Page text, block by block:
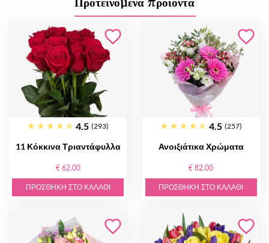
4.5 (293)
11 Κόκκινα Τριαντάφυλλα
€ 62.00
ΠΡΟΣΘΉΚΗ ΣΤΟ ΚΑΛΆΘΙ
4.5 (257)
Ανοιξιάτικα Χρώματα
€ 82.00
ΠΡΟΣΘΉΚΗ ΣΤΟ ΚΑΛΆΘΙ